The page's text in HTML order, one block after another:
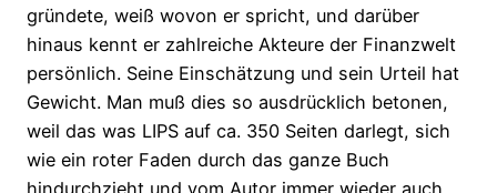
gründete, weiß wovon er spricht, und darüber
hinaus kennt er zahlreiche Akteure der Finanzwelt
persönlich. Seine Einschätzung und sein Urteil hat
Gewicht. Man muß dies so ausdrücklich betonen,
weil das was LIPS auf ca. 350 Seiten darlegt, sich
wie ein roter Faden durch das ganze Buch